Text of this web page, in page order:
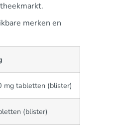
merken en
mg tabletten (blister)
(blister)